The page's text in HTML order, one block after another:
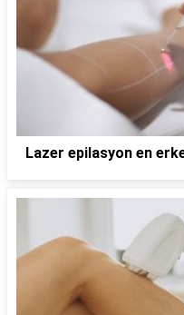
Lazer epilasyon en